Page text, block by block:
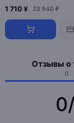
1 710 ¥ 23 940 ₽
Отзывы о
0